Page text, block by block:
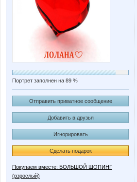
Портрет заполнен на 89 %
Отправить приватное сообщение
Добавить в друзья
Игнорировать
Сделать подарок
Покупаем вместе: БОЛЬШОЙ ШОПИНГ
(взрослый)